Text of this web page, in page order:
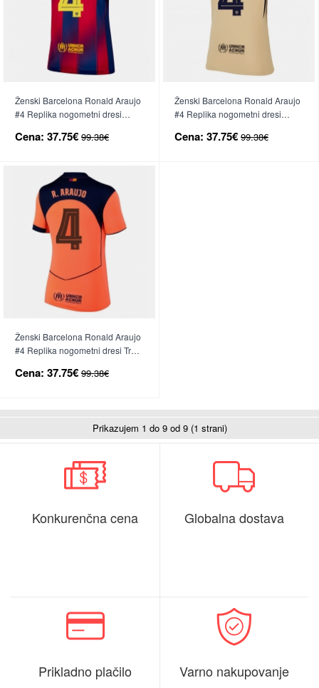
Ženski Barcelona Ronald Araujo
#4 Replika nogometni dresi
Cena: 37.75€ 99.38€
Ženski Barcelona Ronald Araujo
#4 Replika nogometni dresi
Cena: 37.75€ 99.38€
Ženski Barcelona Ronald Araujo
#4 Replika nogometni dresi Tretji
Cena: 37.75€ 99.38€
Prikazujem 1 do 9 od 9 (1 strani)
Konkurenčna cena Globalna dostava
Prikladno plačilo Varno nakupovanje